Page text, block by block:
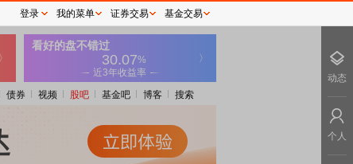
债券 视频 股吧 基金吧 博客 搜索
登录 我的菜单 证券交易 基金交易
动态
个人